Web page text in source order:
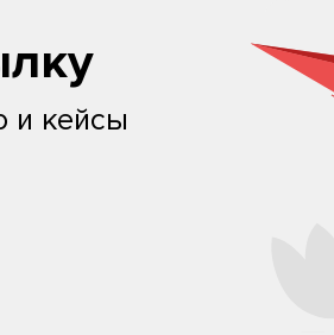
и кейсы